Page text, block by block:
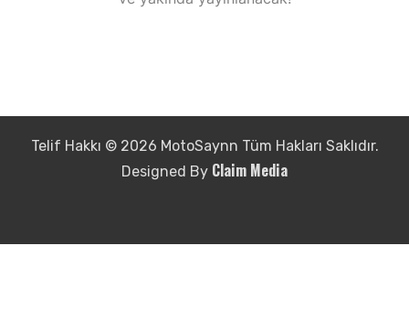
Telif Hakkı © 2026 MotoSaynn Tüm Hakları Saklıdır.
Designed By Claim Media